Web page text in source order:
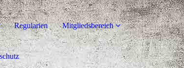
Regularien Mitgliedsbereich